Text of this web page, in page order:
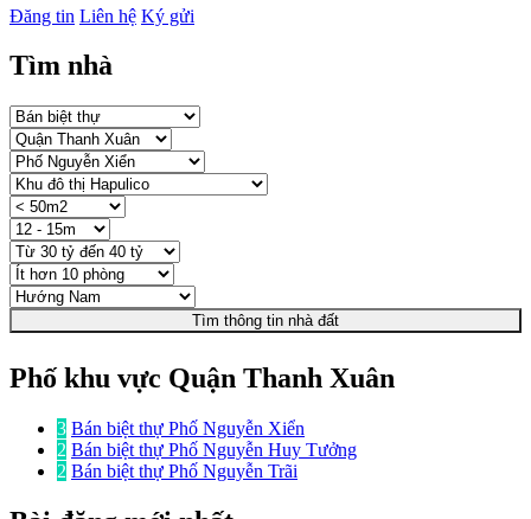
Đăng tin Liên hệ Ký gửi
Tìm nhà
Tìm thông tin nhà đất
Phố khu vực Quận Thanh Xuân
3 Bán biệt thự Phố Nguyễn Xiển
2 Bán biệt thự Phố Nguyễn Huy Tưởng
2 Bán biệt thự Phố Nguyễn Trãi